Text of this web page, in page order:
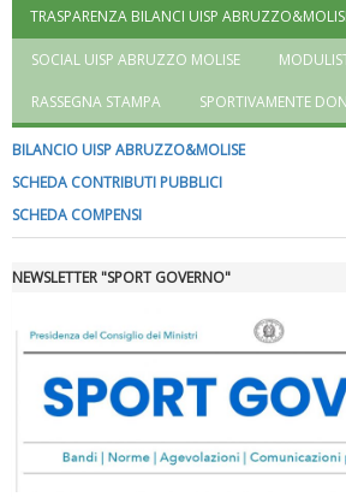
"Superare gli ostacoli": la relazione di
Luglio 2026: "Pensando con i piedi, si
rivoluzioni"
TRASPARENZA BILANCI UISP
SOCIAL UISP ABRUZZO MOLISE
RASSEGNA STAMPA SPORTIVAMENTE
BILANCIO UISP ABRUZZO&MOLISE
SCHEDA CONTRIBUTI PUBBLICI
SCHEDA COMPENSI
NEWSLETTER "SPORT GOVERNO"